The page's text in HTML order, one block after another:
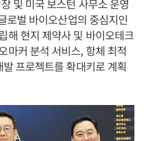
및 미국 보스턴 사무소 운영
로벌 바이오산업의 중심지인
해 현지 제약사 및 바이오테크
마커 분석 서비스, 항체 최적
프로젝트를 확대키로 계획